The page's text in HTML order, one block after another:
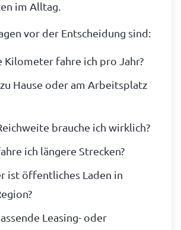
im Alltag.
vor der Entscheidung sind:
Kilometer fahre ich pro Jahr?
Hause oder am Arbeitsplatz
brauche ich wirklich?
ich längere Strecken?
ist öffentliches Laden in
Leasing- oder